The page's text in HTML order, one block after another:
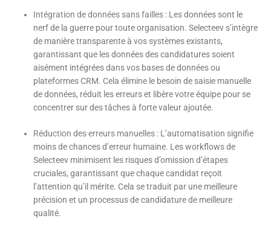
Intégration de données sans failles : Les données sont le
nerf de la guerre pour toute organisation. Selecteev s’intègre
de manière transparente à vos systèmes existants,
garantissant que les données des candidatures soient
aisément intégrées dans vos bases de données ou
plateformes CRM. Cela élimine le besoin de saisie manuelle
de données, réduit les erreurs et libère votre équipe pour se
concentrer sur des tâches à forte valeur ajoutée.
Réduction des erreurs manuelles : L’automatisation signifie
moins de chances d’erreur humaine. Les workflows de
Selecteev minimisent les risques d’omission d’étapes
cruciales, garantissant que chaque candidat reçoit
l’attention qu’il mérite. Cela se traduit par une meilleure
précision et un processus de candidature de meilleure
qualité.